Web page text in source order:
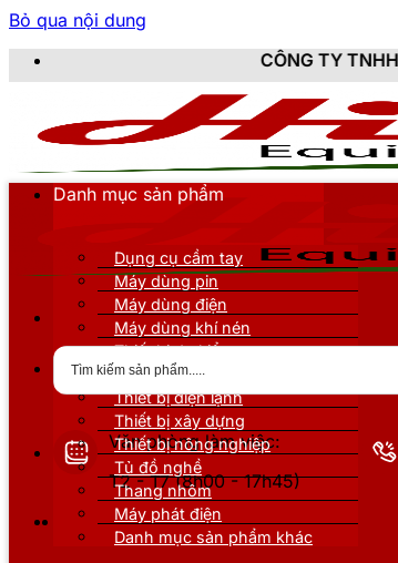
Bỏ qua nội dung
CÔNG TY TNHH THIẾT BỊ
Văn phòng làm việc:
T2 - T7 (8h00 - 17h45)
Danh mục sản phẩm
Dụng cụ cầm tay
Máy dùng pin
Máy dùng điện
Máy dùng khí nén
Thiết bị đo kiểm
Thiết bị nâng đỡ
Thiết bị điện lạnh
Thiết bị xây dựng
Thiết bị nông nghiệp
Tủ đồ nghề
Thang nhôm
Máy phát điện
Danh mục sản phẩm khác